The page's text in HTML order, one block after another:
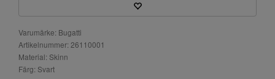
Varumärke: Bugatti
Artikelnummer: 26110001
Material: Skinn
Färg: Svart